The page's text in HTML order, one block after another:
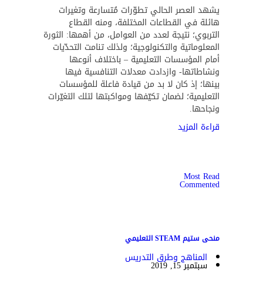
يشهد العصر الحالي تطوّرات مُتسارعة وتغيرات
هائلة في القطاعات المختلفة، ومنه القطاع
التربوي؛ نتيجة لعدد من العوامل، من أهمها: الثورة
المعلوماتية والتكنولوجية؛ ولذلك تنامت التحدّيات
أمام المؤسسات التعليمية – باختلاف أنوعها
ونشاطاتها- وازدادت معدلات التنافسية فيها
بينها؛ إذ كان لا بد من قيادة فاعلة للمؤسسات
التعليمية؛ لضمان تكيّفها ومواكبتها لتلك التغيّرات
ونجاحها.
قراءة المزيد
Most Read
Commented
منحى ستيم STEAM التعليمي
المناهج وطرق التدريس
سبتمبر 15, 2019